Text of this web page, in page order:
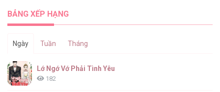
BẢNG XẾP HẠNG
Ngày Tuần Tháng
Lớ Ngớ Vớ Phải Tình Yêu
182